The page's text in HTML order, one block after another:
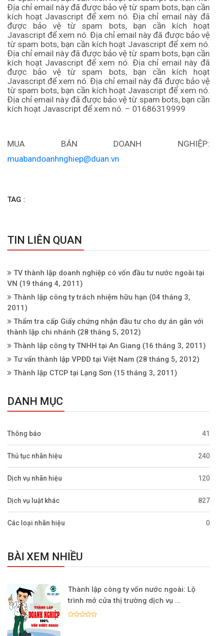
Địa chỉ email này đã được bảo vệ từ spam bots, bạn cần
kích hoạt Javascript để xem nó. Địa chỉ email này đã
được bảo vệ từ spam bots, bạn cần kích hoạt
Javascript để xem nó. Địa chỉ email này đã được bảo vệ
từ spam bots, bạn cần kích hoạt Javascript để xem nó.
Địa chỉ email này đã được bảo vệ từ spam bots, bạn cần
kích hoạt Javascript để xem nó. Địa chỉ email này đã
được bảo vệ từ spam bots, bạn cần kích hoạt
Javascript để xem nó. Địa chỉ email này đã được bảo vệ
từ spam bots, bạn cần kích hoạt Javascript để xem nó.
Địa chỉ email này đã được bảo vệ từ spam bots, bạn cần
kích hoạt Javascript để xem nó. – 01686319999
MUA BÁN DOANH NGHIỆP:
muabandoanhnghiep@duan.vn
TAG :
TIN LIÊN QUAN
TV thành lập doanh nghiệp có vốn đầu tư nước ngoài tại
VN (19 tháng 4, 2011)
Thành lập công ty trách nhiệm hữu hạn (04 tháng 3,
2011)
Thẩm tra cấp Giấy chứng nhận đầu tư cho dự án gắn với
thành lập chi nhánh (28 tháng 5, 2012)
Thành lập công ty TNHH tại An Giang (16 tháng 3, 2011)
Tư vấn thành lập VPĐD tại Việt Nam (28 tháng 5, 2012)
Thành lập CTCP tại Lạng Sơn (15 tháng 3, 2011)
DANH MỤC
Thông báo 41
Thủ tục nhãn hiệu 240
Dịch vụ nhãn hiệu 120
Dịch vụ luật khác 827
Các loại nhãn hiệu 0
BÀI XEM NHIỀU
Thành lập công ty vốn nước ngoài: Lộ
trình mở cửa thị trường dịch vụ ...